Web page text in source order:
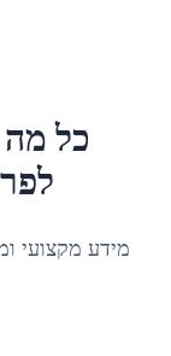
כל
מידע מקצועי